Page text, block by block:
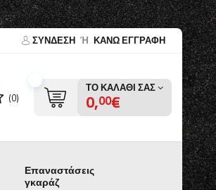
ΣΎΝΔΕΣΗ Ή ΚΑΝΩ ΕΓΓΡΑΦΗ
(0)
ΤΟ ΚΑΛΆΘΙ ΣΑΣ
0,00€
Επαναστάσεις
γκαράζ